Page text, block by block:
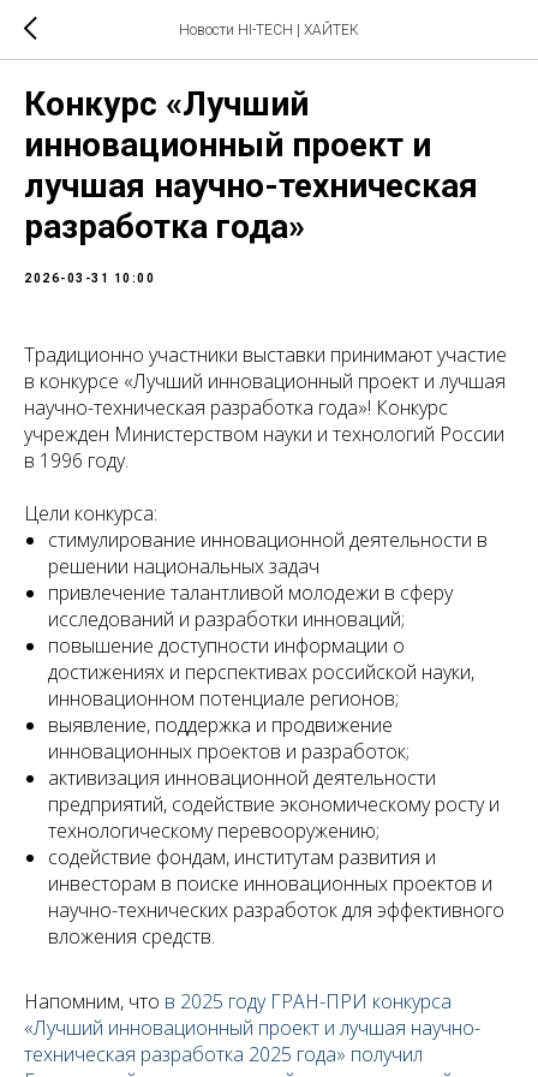
Новости HI-TECH | ХАЙТЕК
Конкурс «Лучший
инновационный проект и
лучшая научно-техническая
разработка года»
2026-03-31 10:00
Традиционно участники выставки принимают участие
в конкурсе «Лучший инновационный проект и лучшая
научно-техническая разработка года»! Конкурс
учрежден Министерством науки и технологий России
в 1996 году.
Цели конкурса:
стимулирование инновационной деятельности в
решении национальных задач
привлечение талантливой молодежи в сферу
исследований и разработки инноваций;
повышение доступности информации о
достижениях и перспективах российской науки,
инновационном потенциале регионов;
выявление, поддержка и продвижение
инновационных проектов и разработок;
активизация инновационной деятельности
предприятий, содействие экономическому росту и
технологическому перевооружению;
содействие фондам, институтам развития и
инвесторам в поиске инновационных проектов и
научно-технических разработок для эффективного
вложения средств.
Напомним, что в 2025 году ГРАН-ПРИ конкурса
«Лучший инновационный проект и лучшая научно-
техническая разработка 2025 года» получил